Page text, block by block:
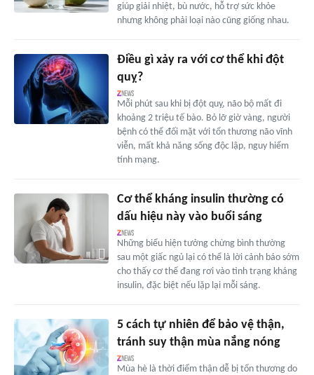
giúp giải nhiệt, bù nước, hỗ trợ sức khỏe
nhưng không phải loại nào cũng giống nhau.
Điều gì xảy ra với cơ thể khi đột
quỵ?
Mỗi phút sau khi bị đột quỵ, não bộ mất đi
khoảng 2 triệu tế bào. Bỏ lỡ giờ vàng, người
bệnh có thể đối mặt với tổn thương não vĩnh
viễn, mất khả năng sống độc lập, nguy hiểm
tính mạng.
Cơ thể kháng insulin thường có
dấu hiệu này vào buổi sáng
Những biểu hiện tưởng chừng bình thường
sau một giấc ngủ lại có thể là lời cảnh báo sớm
cho thấy cơ thể đang rơi vào tình trạng kháng
insulin, đặc biệt nếu lặp lại mỗi sáng.
5 cách tự nhiên để bảo vệ thận,
tránh suy thận mùa nắng nóng
Mùa hè là thời điểm thận dễ bị tổn thương do